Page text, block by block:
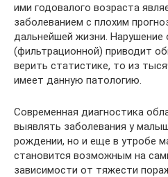
ими годовалого возраста
заболеванием с плохим
дальнейшей жизни. Нарушение
(фильтрационной) приводит
верить статистике, то из
имеет данную патологию.
Современная диагностика
выявлять заболевания у
рождении, но и еще в утробе
становится возможным на
зависимости от тяжести